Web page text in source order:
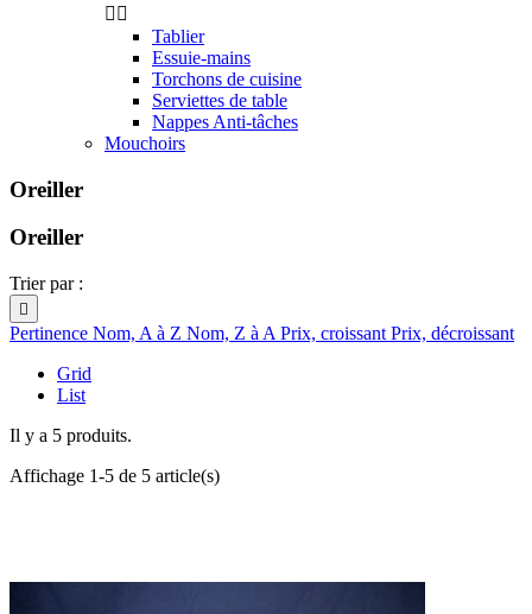
 
Tablier
Essuie-mains
Torchons de cuisine
Serviettes de table
Nappes Anti-tâches
Mouchoirs
Oreiller
Oreiller
Trier par :

Pertinence Nom, A à Z Nom, Z à A Prix, croissant Prix, décroissant
Grid
List
Il y a 5 produits.
Affichage 1-5 de 5 article(s)